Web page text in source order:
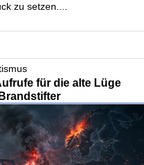
zu setzen....
für die alte Lüge